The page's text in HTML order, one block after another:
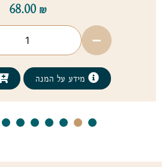
68.00 ₪
מידע על המנה